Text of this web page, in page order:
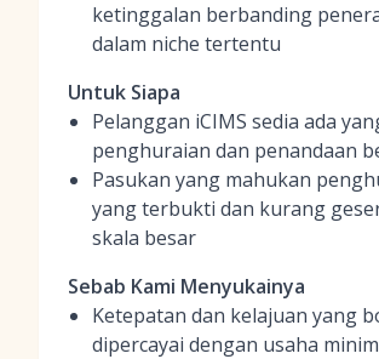
ketinggalan berbanding
dalam niche tertentu
Untuk Siapa
Pelanggan iCIMS sedia ada
penghuraian dan penandaan
Pasukan yang mahukan
yang terbukti dan kurang
skala besar
Sebab Kami Menyukainya
Ketepatan dan kelajuan yang
dipercayai dengan usaha